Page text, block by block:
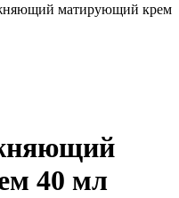
матирующий крем
40 мл